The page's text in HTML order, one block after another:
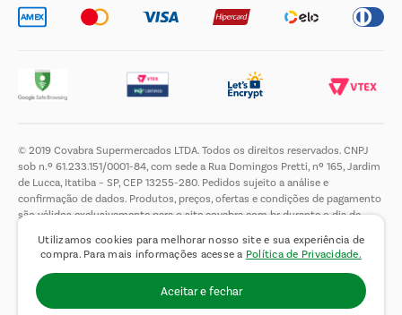
Utilizamos cookies para melhorar nosso site e sua experiência de
compra. Para mais informações acesse a Política de Privacidade.
Aceitar e fechar
© 2019 Covabra Supermercados LTDA. Todos os direitos reservados. CNPJ
sob n.º 61.233.151/0001-84, com sede a Rua Domingos Pretti, nº 165, Jardim
de Lucca, Itatiba – SP, CEP 13255-280. Pedidos sujeito a análise e
confirmação de dados. Produtos, preços, ofertas e condições de pagamento
são válidos exclusivamente para o site covabra.com.br durante o dia de
de limitar a quantidade máxima de produtos por compra por cliente. Não
vendemos no atacado. Fotos meramente ilustrativas.É proibida a venda e a
entrega de bebidas alcoólicas a menores de 18 (dezoito) anos, conforme Lei
n.° 8069/90, art. 81, inciso II (Estatuto da Criança e do Adolescente).